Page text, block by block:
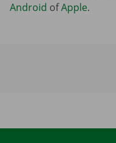
Android ofApple.